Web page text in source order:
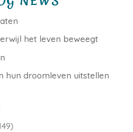
het leven beweegt
hun droomleven uitstellen